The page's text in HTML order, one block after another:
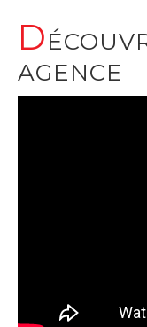
D
AGENCE